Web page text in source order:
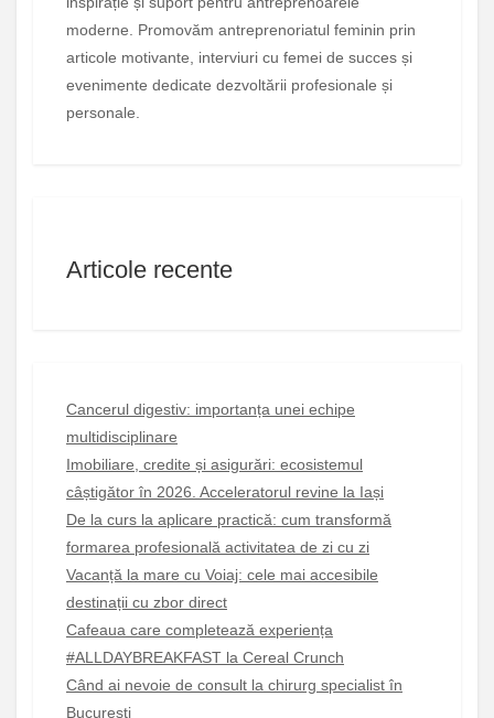
moderne. Promovăm antreprenoriatul feminin prin
articole motivante, interviuri cu femei de succes și
evenimente dedicate dezvoltării profesionale și
personale.
Articole recente
Cancerul digestiv: importanța unei echipe
multidisciplinare
Imobiliare, credite și asigurări: ecosistemul
câștigător în 2026. Acceleratorul revine la Iași
De la curs la aplicare practică: cum transformă
formarea profesională activitatea de zi cu zi
Vacanță la mare cu Voiaj: cele mai accesibile
destinații cu zbor direct
Cafeaua care completează experiența
#ALLDAYBREAKFAST la Cereal Crunch
Când ai nevoie de consult la chirurg specialist în
București